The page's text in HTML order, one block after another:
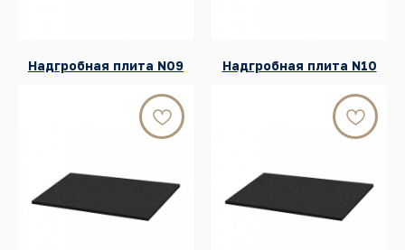
Надгробная плита N09 Надгробная плита N10
Мемориальные комплексы
УСЛУГИ